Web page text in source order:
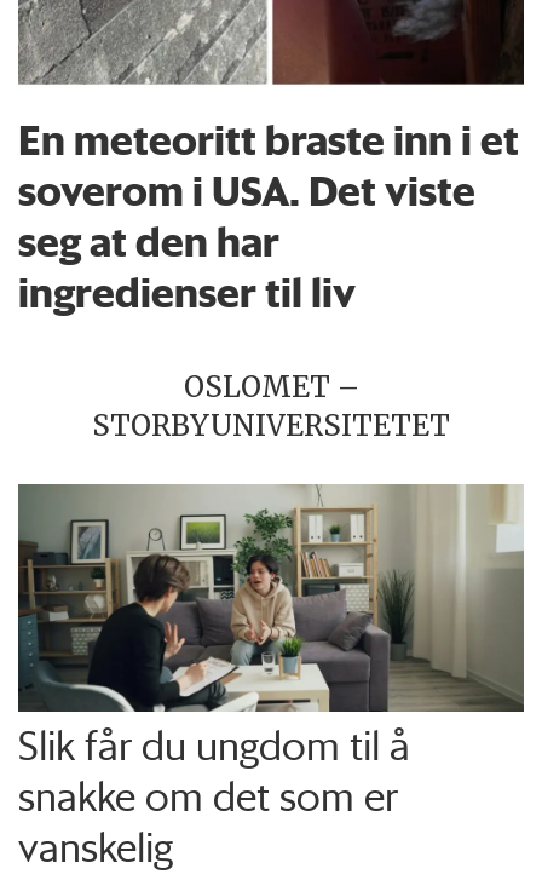
En meteoritt braste inn i et
soverom i USA. Det viste
seg at den har
ingredienser til liv
OSLOMET –
STORBYUNIVERSITETET
Slik får du ungdom til å
snakke om det som er
vanskelig